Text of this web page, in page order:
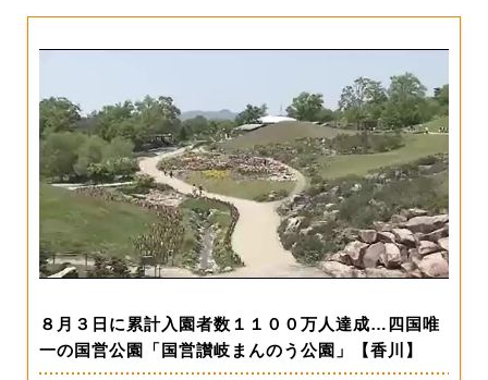
８月３日に累計入園者数１１００万人達成…四国唯
一の国営公園「国営讃岐まんのう公園」【香川】